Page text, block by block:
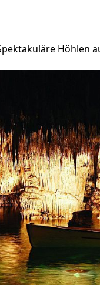
Höhlen